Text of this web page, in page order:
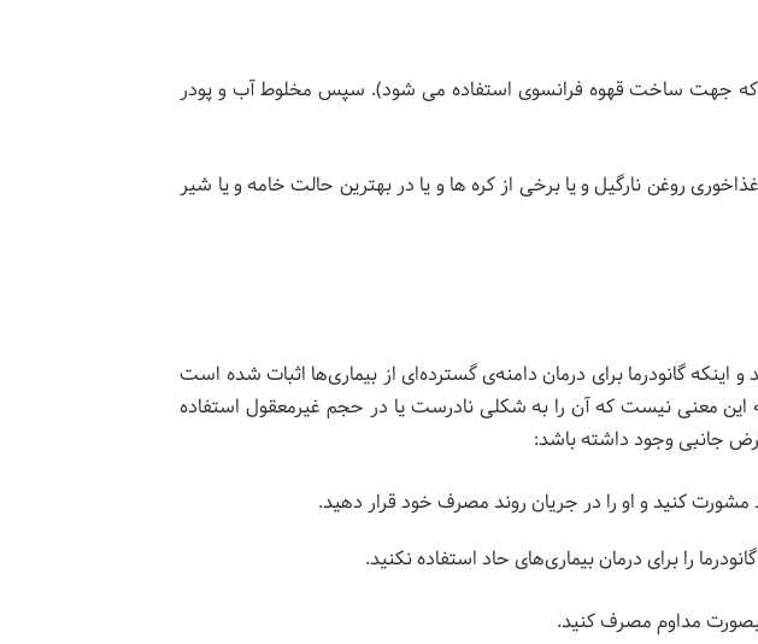
(وسیله ای که جهت ساخت قهوه فرانسوی استفاده می شود). سپس مخلوط آب و پودر
روغن نارگیل و یا برخی از کره ها و یا در بهترین حالت خامه و یا شیر
گانودرما برای درمان دامنه‌ی گسترده‌ای از بیماری‌ها اثبات شده است
شده است، اما این به این معنی نیست که آن را به شکلی نادرست یا در حجم غیرمعقول استفاده
جانبی وجود داشته باشد:
کنید و او را در جریان روند مصرف خود قرار دهید.
را برای درمان بیماری‌های حاد استفاده نکنید.
بصورت مداوم مصرف کنید.